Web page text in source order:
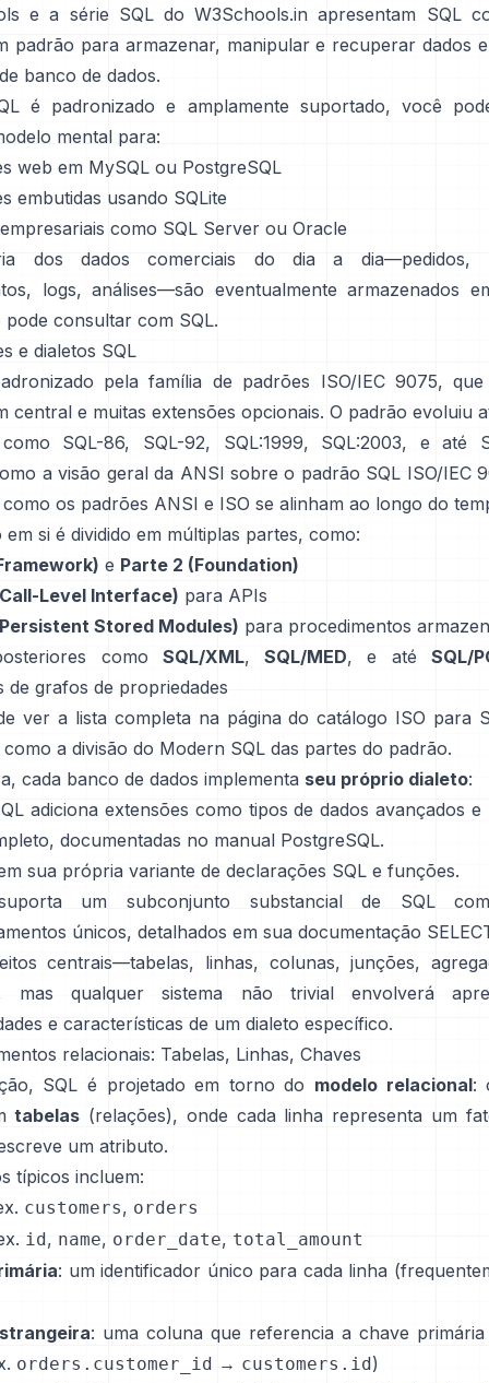
e a série SQL do W3Schools.in apresentam SQL
padrão para armazenar, manipular e recuperar dados
banco de dados.
é padronizado e amplamente suportado, você
mental para:
web em MySQL ou PostgreSQL
embutidas usando SQLite
como SQL Server ou Oracle
dos dados comerciais do dia a dia—pedidos,
logs, análises—são eventualmente armazenados
pode consultar com SQL.
e dialetos SQL
pela família de padrões ISO/IEC 9075,
central e muitas extensões opcionais. O padrão evoluiu
SQL-86, SQL-92, SQL:1999, SQL:2003, e até
a visão geral da ANSI sobre o padrão SQL ISO/IEC
os padrões ANSI e ISO se alinham ao longo do
em si é dividido em múltiplas partes, como:
e Parte 2 (Foundation)
Level Interface) para APIs
Stored Modules) para procedimentos
como SQL/XML, SQL/MED, e até
SQL/
de grafos de propriedades
ver a lista completa na página do catálogo ISO para
a divisão do Modern SQL das partes do padrão.
cada banco de dados implementa seu próprio dialeto:
adiciona extensões como tipos de dados avançados e
documentadas no manual PostgreSQL.
sua própria variante de declarações SQL e funções.
um subconjunto substancial de SQL
únicos, detalhados em sua documentação
centrais—tabelas, linhas, colunas, junções,
mas qualquer sistema não trivial envolverá
e características de um dialeto específico.
relacionais: Tabelas, Linhas, Chaves
SQL é projetado em torno do modelo relacional:
tabelas (relações), onde cada linha representa um
um atributo.
típicos incluem:
customers, orders
id, name, order_date, total_amount
: um identificador único para cada linha
: uma coluna que referencia a chave
orders.customer_id → customers.id)